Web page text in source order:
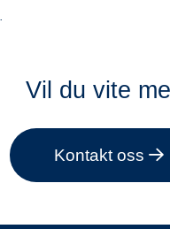
Vil du vite
Kontakt oss